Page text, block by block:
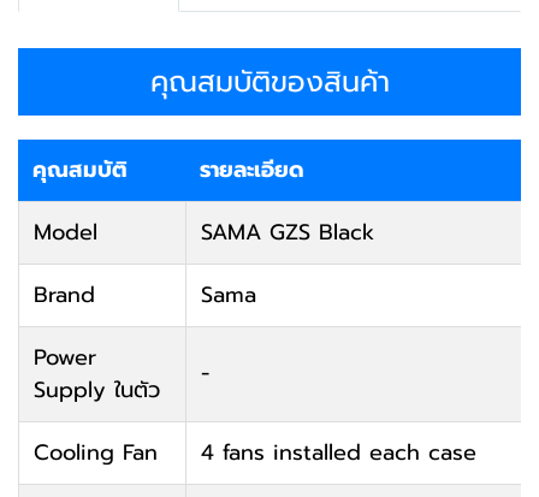
คุณสมบัติของสินค้า
คุณสมบัติ
รายละเอียด
Model
SAMA GZS Black
Brand
Sama
Power
Supply ในตัว
-
Cooling Fan
4 fans installed each case